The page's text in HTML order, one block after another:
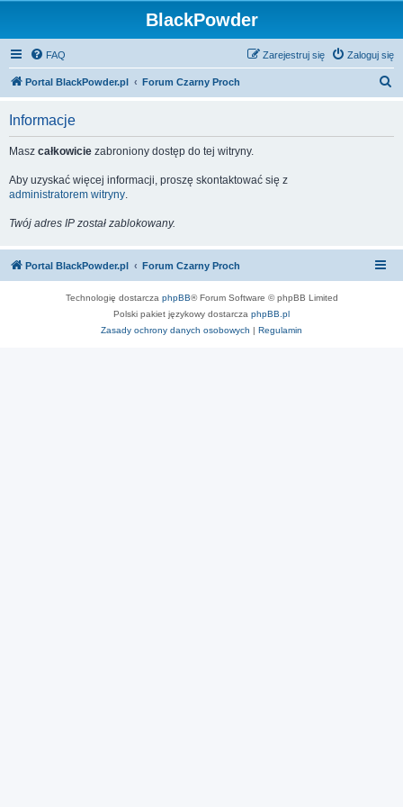
BlackPowder
FAQ Zaloguj się
Zarejestruj się
Portal BlackPowder.pl Forum Czarny Proch
Informacje
Masz całkowicie zabroniony dostęp do tej witryny.
Aby uzyskać więcej informacji, proszę skontaktować się z
administratorem witryny.
Twój adres IP został zablokowany.
Portal BlackPowder.pl Forum Czarny Proch
Technologię dostarcza phpBB® Forum Software © phpBB Limited
Polski pakiet językowy dostarcza phpBB.pl
Zasady ochrony danych osobowych | Regulamin